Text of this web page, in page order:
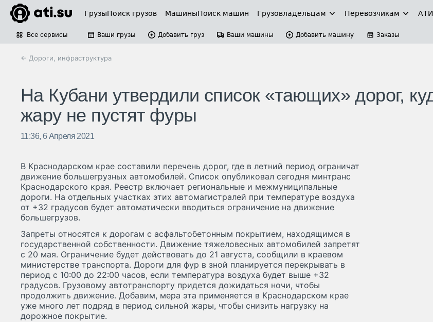
ГрузыПоиск грузов МашиныПоиск машин Грузовладельцам Перевозчикам
Все сервисы Ваши грузы Добавить груз Ваши машины Добавить машину Заказы
← Дороги, инфраструктура
На Кубани утвердили список «тающих» дорог,
жару не пустят фуры
11:36, 6 Апреля 2021
В Краснодарском крае составили перечень дорог, где в летний период ограничат
движение большегрузных автомобилей. Список опубликовал сегодня минтранс
Краснодарского края. Реестр включает региональные и межмуниципальные
дороги. На отдельных участках этих автомагистралей при температуре воздуха
от +32 градусов будет автоматически вводиться ограничение на движение
большегрузов.
Запреты относятся к дорогам с асфальтобетонным покрытием, находящимся в
государственной собственности. Движение тяжеловесных автомобилей запретят
с 20 мая. Ограничение будет действовать до 21 августа, сообщили в краевом
министерстве транспорта. Дороги для фур в зной планируется перекрывать в
период с 10:00 до 22:00 часов, если температура воздуха будет выше +32
градусов. Грузовому автотранспорту придется дожидаться ночи, чтобы
продолжить движение. Добавим, мера эта применяется в Краснодарском крае
уже много лет подряд в период сильной жары, чтобы снизить нагрузку на
дорожное покрытие.